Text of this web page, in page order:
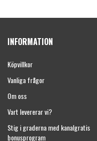
INFORMATION
Köpvillkor
Vanliga frågor
Om oss
Vart levererar vi?
Stig i graderna med kanalgratis
bonusprogram